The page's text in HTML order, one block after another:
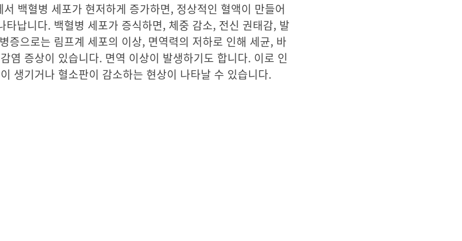
백혈병 세포가 현저하게 증가하면, 정상적인 혈액이 만들어
납니다. 백혈병 세포가 증식하면, 체중 감소, 전신 권태감, 발
으로는 림프계 세포의 이상, 면역력의 저하로 인해 세균, 바
염 증상이 있습니다. 면역 이상이 발생하기도 합니다. 이로 인
생기거나 혈소판이 감소하는 현상이 나타날 수 있습니다.